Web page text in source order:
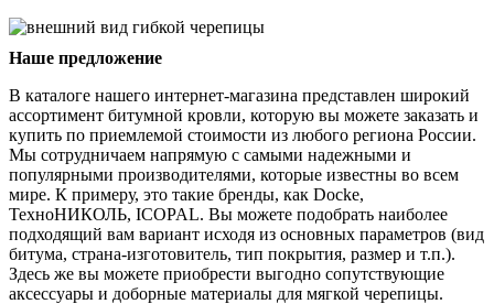
Наше предложение
В каталоге нашего интернет-магазина представлен широкий
ассортимент битумной кровли, которую вы можете заказать и
купить по приемлемой стоимости из любого региона России.
Мы сотрудничаем напрямую с самыми надежными и
популярными производителями, которые известны во всем
мире. К примеру, это такие бренды, как Docke,
ТехноНИКОЛЬ, ICOPAL. Вы можете подобрать наиболее
подходящий вам вариант исходя из основных параметров (вид
битума, страна-изготовитель, тип покрытия, размер и т.п.).
Здесь же вы можете приобрести выгодно сопутствующие
аксессуары и доборные материалы для мягкой черепицы.